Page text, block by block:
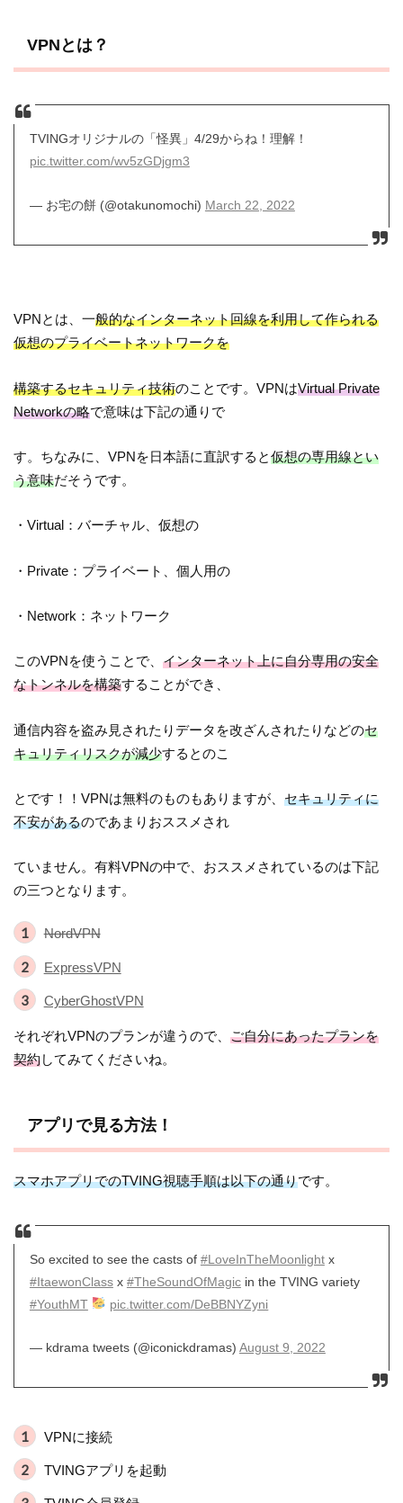
VPNとは？
TVINGオリジナルの「怪異」4/29からね！理解！
pic.twitter.com/wv5zGDjgm3
— お宅の餅 (@otakunomochi) March 22, 2022
VPNとは、一般的なインターネット回線を利用して作られる
仮想のプライベートネットワークを
構築するセキュリティ技術のことです。VPNはVirtual Private
Networkの略で意味は下記の通りで
す。ちなみに、VPNを日本語に直訳すると仮想の専用線とい
う意味だそうです。
・Virtual：バーチャル、仮想の
・Private：プライベート、個人用の
・Network：ネットワーク
このVPNを使うことで、インターネット上に自分専用の安全
なトンネルを構築することができ、
通信内容を盗み見されたりデータを改ざんされたりなどのセ
キュリティリスクが減少するとのこ
とです！！VPNは無料のものもありますが、セキュリティに
不安があるのであまりおススメされ
ていません。有料VPNの中で、おススメされているのは下記
の三つとなります。
NordVPN
ExpressVPN
CyberGhostVPN
それぞれVPNのプランが違うので、ご自分にあったプランを
契約してみてくださいね。
アプリで見る方法！
スマホアプリでのTVING視聴手順は以下の通りです。
So excited to see the casts of #LoveInTheMoonlightx
#ItaewonClassx #TheSoundOfMagicin the TVING variety
#YouthMT
pic.twitter.com/DeBBNYZyni
— kdrama tweets (@iconickdramas) August 9, 2022
VPNに接続
TVINGアプリを起動